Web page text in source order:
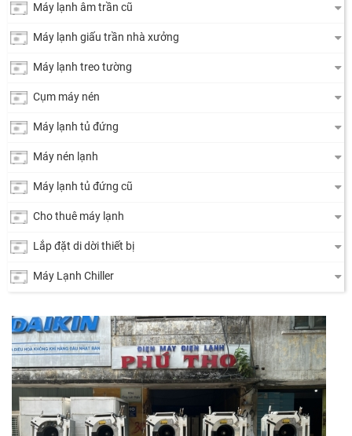
Máy lạnh âm trần cũ
Máy lạnh giấu trần nhà xưởng
Máy lạnh treo tường
Cụm máy nén
Máy lạnh tủ đứng
Máy nén lạnh
Máy lạnh tủ đứng cũ
Cho thuê máy lạnh
Lắp đặt di dời thiết bị
Máy Lạnh Chiller